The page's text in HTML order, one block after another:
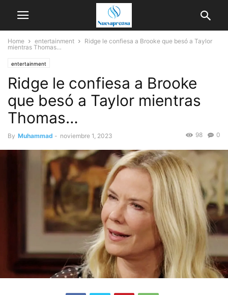
Home entertainment
Ridge le confiesa a Brooke que besó a Taylor
mientras Thomas…
entertainment
Ridge le confiesa a Brooke
que besó a Taylor mientras
Thomas…
By Muhammad - noviembre 1, 2023 0
98